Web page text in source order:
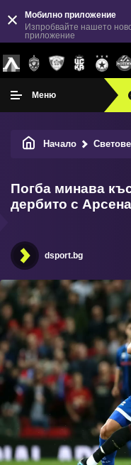
Мобилно приложение
Изпробвайте нашето
приложение
Меню
Начало
Погба минава
дербито с
dsport.bg